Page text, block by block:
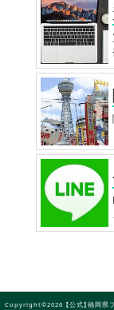
Copyright©2026 【公式】福岡県